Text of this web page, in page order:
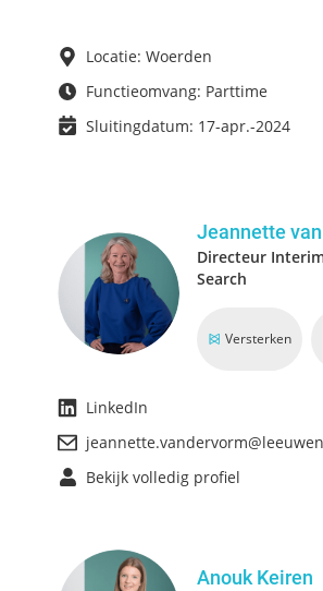
Locatie: Woerden
Functieomvang: Parttime
Sluitingdatum: 17-apr.-2024
Jeannette
Directeur
Search
Versterken
LinkedIn
Bekijk volledig profiel
Anouk Keiren